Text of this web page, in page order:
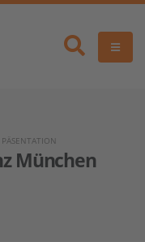
München
PÄSENTATION